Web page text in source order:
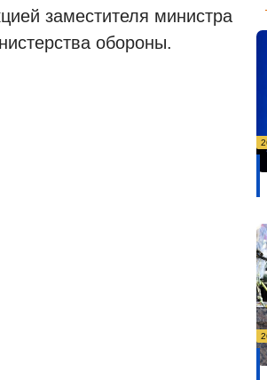
заместителя министра
обороны.